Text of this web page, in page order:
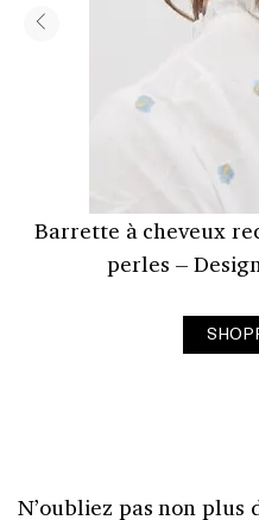
Barrette à cheveux
perles –
N’oubliez pas non plus